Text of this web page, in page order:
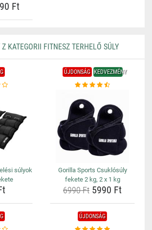
Ft
KATEGORII FITNESZ TERHELŐ SÚLY
súlyok
ÚJDONSÁG KEDVEZMÉNY
Gorilla Sports Csuklósúly
fekete 2 kg, 2 x 1 kg
6990 Ft 5990 Ft
ÚJDONSÁG